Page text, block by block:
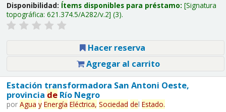
Disponibilidad: Ítems disponibles para préstamo: Signatura
topográfica: 621.374.5/A282/v.2 (3).
Hacer reserva
Agregar al carrito
Estación transformadora San Antoni Oeste,
provincia deRío Negro
por Agua y Energía Eléctrica, Sociedad del Estado.